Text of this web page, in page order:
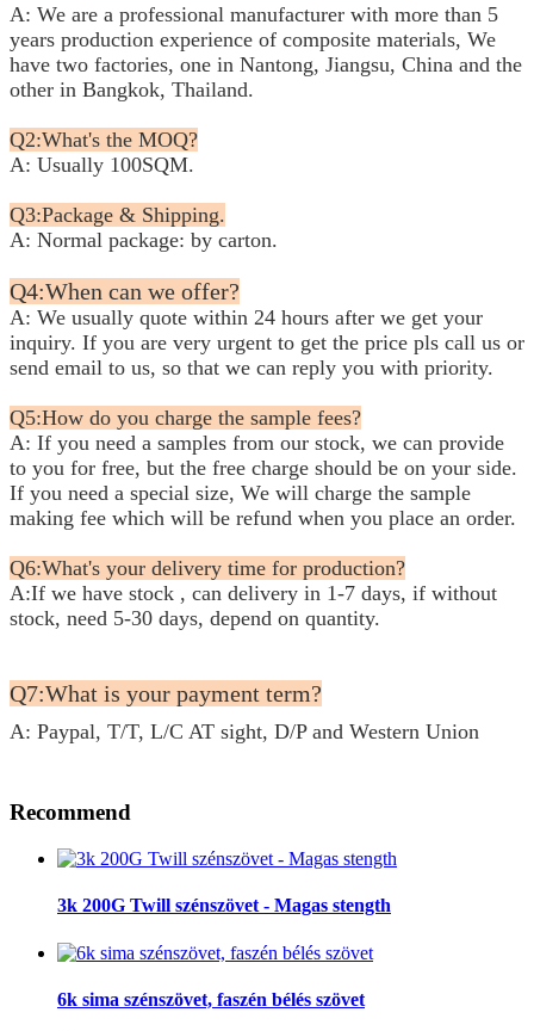
A: We are a professional manufacturer with more than 5
years production experience of composite materials, We
have two factories, one in Nantong, Jiangsu, China and the
other in Bangkok, Thailand.
Q2:What's the MOQ?
A: Usually 100SQM.
Q3:Package & Shipping.
A: Normal package: by carton.
Q4:When can we offer?
A: We usually quote within 24 hours after we get your
inquiry. If you are very urgent to get the price pls call us or
send email to us, so that we can reply you with priority.
Q5:How do you charge the sample fees?
A: If you need a samples from our stock, we can provide
to you for free, but the free charge should be on your side.
If you need a special size, We will charge the sample
making fee which will be refund when you place an order.
Q6:What's your delivery time for production?
A:If we have stock , can delivery in 1-7 days, if without
stock, need 5-30 days, depend on quantity.
Q7:What is your payment term?
A: Paypal, T/T, L/C AT sight, D/P and Western Union
Recommend
3k 200G Twill szénszövet - Magas stength
6k sima szénszövet, faszén bélés szövet